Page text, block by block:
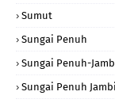
Sumut
Sungai Penuh
Sungai Penuh-
Sungai Penuh Jambi